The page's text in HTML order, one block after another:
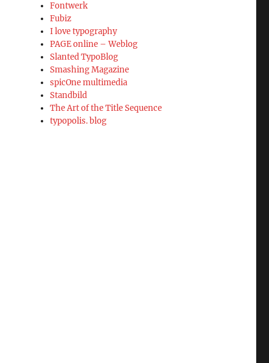
Fontwerk
Fubiz
I love typography
PAGE online – Weblog
Slanted TypoBlog
Smashing Magazine
spicOne multimedia
Standbild
The Art of the Title Sequence
typopolis. blog